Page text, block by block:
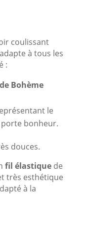
coulissant
à tous les
:
Bohème
le
bonheur.
douces.
fil élastiquede
très esthétique
à la